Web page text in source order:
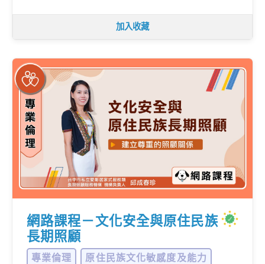
加入收藏
網路課程－文化安全與原住民族
長期照顧
專業倫理
原住民族文化敏感度及能力